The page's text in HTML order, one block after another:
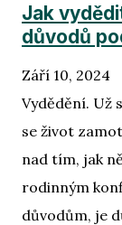
Jak
důvodů
Září 10, 2024
Vydědění. Už
se život
nad tím, jak
rodinným
důvodům, je